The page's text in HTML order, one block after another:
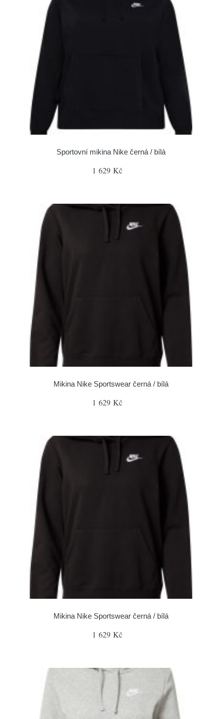
Sportovní mikina Nike černá / bílá
1 629 Kč
Mikina Nike Sportswear černá / bílá
1 629 Kč
Mikina Nike Sportswear černá / bílá
1 629 Kč